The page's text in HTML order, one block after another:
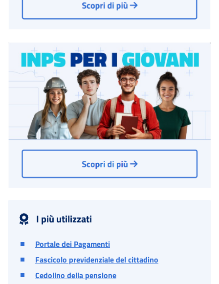
I più utilizzati
Portale dei Pagamenti
Fascicolo previdenziale del cittadino
Cedolino della pensione